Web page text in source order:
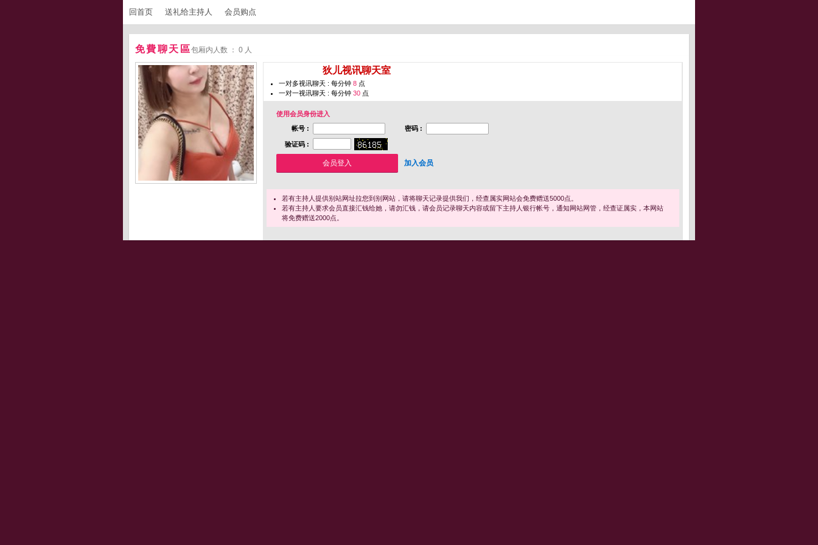
回首页 送礼给主持人 会员购点
免費聊天區包厢内人数 ： 0 人
狄儿视讯聊天室
一对多视讯聊天 : 每分钟 8 点
一对一视讯聊天 : 每分钟 30 点
使用会员身份进入
帐号 :
密码 :
验证码 :
加入会员
若有主持人提供别站网址拉您到别网站，请将聊天记录提供我们，经查属实网站会免费赠送5000点。
若有主持人要求会员直接汇钱给她，请勿汇钱，请会员记录聊天内容或留下主持人银行帐号，通知网站网管，经查证属实，本网站
将免费赠送2000点。